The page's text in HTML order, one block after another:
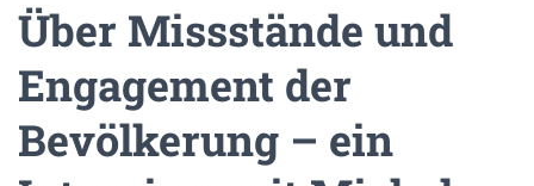
Über Missstände und
Engagement der
Bevölkerung – ein